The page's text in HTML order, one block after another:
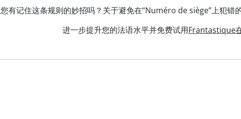
您有记住这条规则的妙招吗？关于避免在“Numéro de siège”上犯错
进一步提升您的法语水平并免费试用Frantastique